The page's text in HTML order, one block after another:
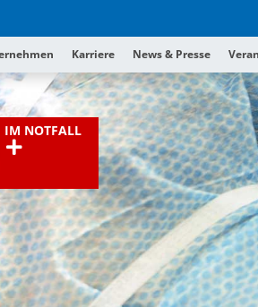
Karriere News & Presse
IM NOTFALL